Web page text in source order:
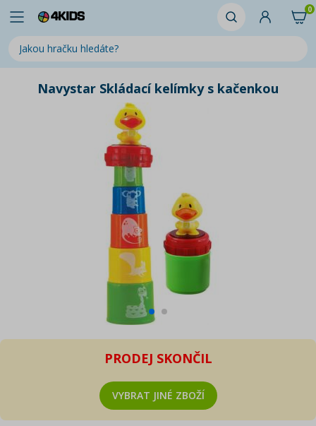
0
Navystar Skládací kelímky s kačenkou
PRODEJ SKONČIL
VYBRAT JINÉ ZBOŽÍ